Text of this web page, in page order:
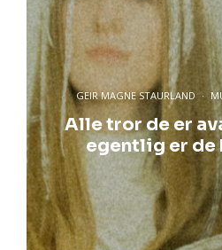
GEIR MAGNE STAURLAND ·
Alle tror de er
egentlig er